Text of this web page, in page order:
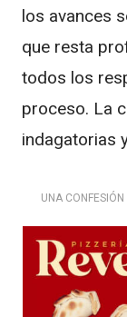
los avances
que resta
todos los
proceso. La
indagatorias
UNA